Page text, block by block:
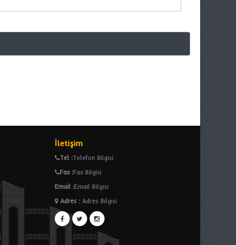
İletişim
Tel :Telefon Bilgisi
Fax :Fax Bilgisi
Email :Email Bilgisi
Adres:Adres Bilgisi